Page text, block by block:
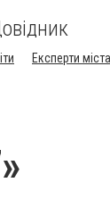
Експерти міста